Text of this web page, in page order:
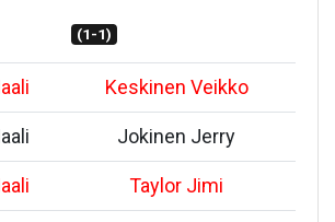
(1-1)
Keskinen Veikko
Jokinen Jerry
Taylor Jimi